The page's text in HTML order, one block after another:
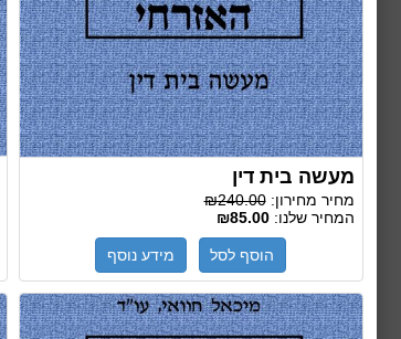
מעשה בית דין
מחיר מחירון:₪240.00
המחיר שלנו:₪85.00
הוסף לסל מידע נוסף